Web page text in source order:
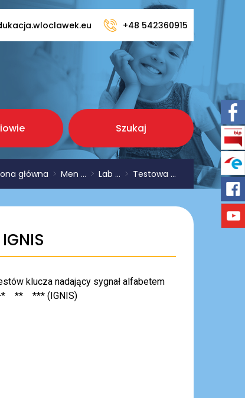
+48 542360915
Szukaj
główna > Men ... > Lab ... > Testowa ...
klucza nadający sygnał alfabetem
* ** *** (IGNIS)